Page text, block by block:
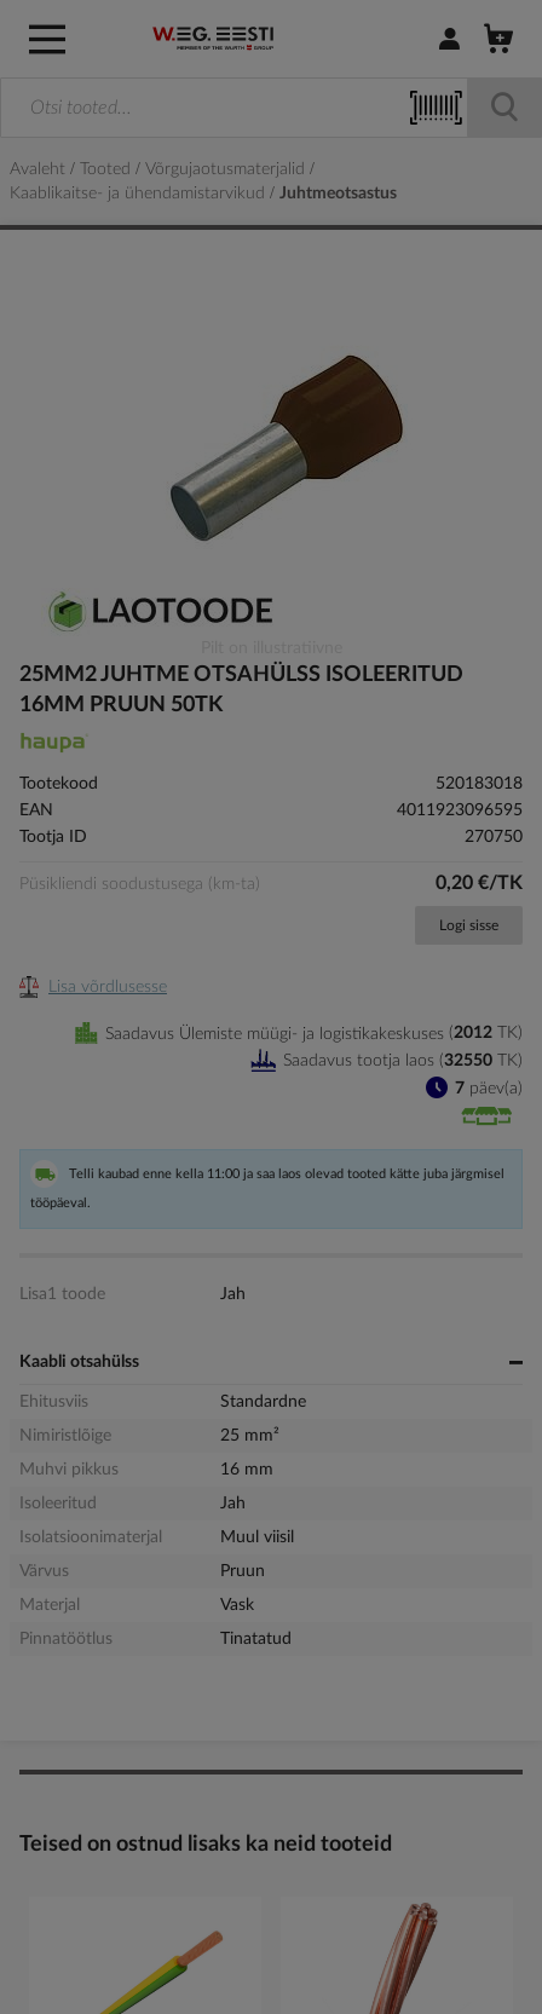
Logi sisse /
Avaleht Tooted
Võrgujaotusmaterjalid
Kaablikaitse- ja ühendamistarvikud
Juhtmeotsastus
to
the
of
images
gallery
25MM2 JUHTME OTSAHÜLSS ISOLEERITUD
16MM PRUUN 50TK
Tootekood
520183018
EAN
4011923096595
Tootja ID
270750
Püsikliendi soodustusega (km-ta) 0,20 €/TK
Logi sisse
Lisa võrdlusesse
Saadavus Ülemiste müügi- ja logistikakeskuses 2012 TK
7 päev(a)
Saadavus tootja laos (32550 TK)
Telli kaubad enne kella 11:00 ja saa laos olevad tooted kätte juba järgmisel
tööpäeval.
Lisa1 toode Jah
Kaabli otsahülss
Ehitusviis
Standardne
Nimiristlõige
25 mm²
Muhvi pikkus
16 mm
Isoleeritud
Jah
Isolatsioonimaterjal
Muul viisil
Värvus
Pruun
Materjal
Vask
Pinnatöötlus
Tinatatud
Teised on ostnud lisaks ka neid tooteid